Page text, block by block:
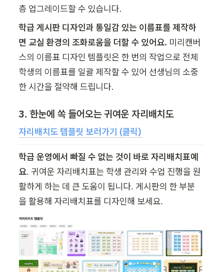
층 업그레이드할 수 있습니다.
학급 게시판 디자인과 통일감 있는 이름표를 제작하
면 교실 환경의 조화로움을 더할 수 있어요. 미리캔버
스의 이름표 디자인 템플릿은 한 번의 작업으로 전체
학생의 이름표를 일괄 제작할 수 있어 선생님의 소중
한 시간을 절약해 드립니다.
3. 한눈에 쏙 들어오는 귀여운 자리배치도
자리배치도 템플릿 보러가기 (클릭)
학급 운영에서 빠질 수 없는 것이 바로 자리배치표예
요. 귀여운 자리배치표는 학생 관리와 수업 진행을 원
활하게 하는 데 큰 도움이 됩니다. 게시판의 한 부분
을 활용해 자리배치표를 디자인해 보세요.